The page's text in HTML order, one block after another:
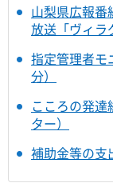
山梨県広報番
放送「ヴィラ
指定管理者モ
分）
こころの発
ター）
補助金等の支